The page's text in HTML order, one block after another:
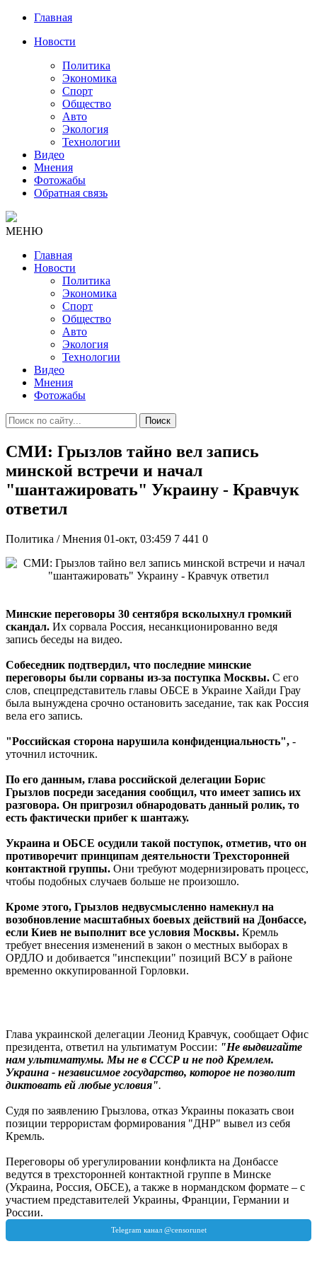
Главная
Новости
Политика
Экономика
Спорт
Общество
Авто
Экология
Технологии
Видео
Мнения
Фотожабы
Обратная связь
МЕНЮ
Главная
Новости
Политика
Экономика
Спорт
Общество
Авто
Экология
Технологии
Видео
Мнения
Фотожабы
Поиск
СМИ: Грызлов тайно вел запись
минской встречи и начал
"шантажировать" Украину - Кравчук
ответил
Политика / Мнения 01-окт, 03:459 7 441 0
Минские переговоры 30 сентября всколыхнул громкий
скандал. Их сорвала Россия, несанкционированно ведя
запись беседы на видео.
Собеседник подтвердил, что последние минские
переговоры были сорваны из-за поступка Москвы. С его
слов, спецпредставитель главы ОБСЕ в Украине Хайди Грау
была вынуждена срочно остановить заседание, так как Россия
вела его запись.
"Российская сторона нарушила конфиденциальность", -
уточнил источник.
По его данным, глава российской делегации Борис
Грызлов посреди заседания сообщил, что имеет запись их
разговора. Он пригрозил обнародовать данный ролик, то
есть фактически прибег к шантажу.
Украина и ОБСЕ осудили такой поступок, отметив, что он
противоречит принципам деятельности Трехсторонней
контактной группы. Они требуют модернизировать процесс,
чтобы подобных случаев больше не произошло.
Кроме этого, Грызлов недвусмысленно намекнул на
возобновление масштабных боевых действий на Донбассе,
если Киев не выполнит все условия Москвы. Кремль
требует внесения изменений в закон о местных выборах в
ОРДЛО и добивается "инспекции" позиций ВСУ в районе
временно оккупированной Горловки.
Глава украинской делегации Леонид Кравчук, сообщает Офис
президента, ответил на ультиматум России: "Не выдвигайте
нам ультиматумы. Мы не в СССР и не под Кремлем.
Украина - независимое государство, которое не позволит
диктовать ей любые условия".
Судя по заявлению Грызлова, отказ Украины показать свои
позиции террористам формирования "ДНР" вывел из себя
Кремль.
Переговоры об урегулировании конфликта на Донбассе
ведутся в трехсторонней контактной группе в Минске
(Украина, Россия, ОБСЕ), а также в нормандском формате – с
участием представителей Украины, Франции, Германии и
России.